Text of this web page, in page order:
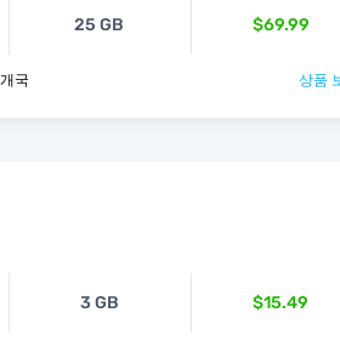
25 GB $69.99
개국 상품
3 GB $15.49